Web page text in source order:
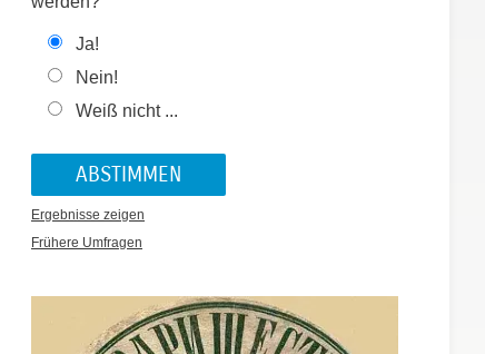
Ja!
Nein!
Weiß nicht ...
Ergebnisse zeigen
Frühere Umfragen